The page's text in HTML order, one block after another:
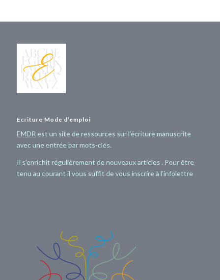
Ecriture Mode d’emploi
EMDRest un site de ressources sur l’écriture manuscrite
avec une entrée par mots-clés.
Il s’enrichit régulièrement de nouveaux articles . Pour être
tenu au courant il vous suffit de vous inscrire à l’infolettre